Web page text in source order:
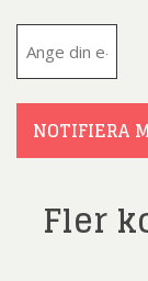
NOTIFIERA
Fler